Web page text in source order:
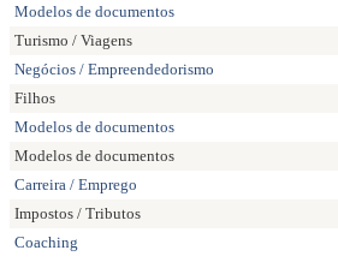
Modelos de documentos
Turismo / Viagens
Negócios / Empreendedorismo
Filhos
Modelos de documentos
Modelos de documentos
Carreira / Emprego
Impostos / Tributos
Coaching